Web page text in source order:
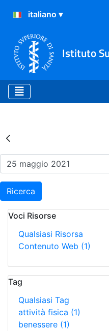
Istituto
Risultati
Ricerca
Voci Risorse
Qualsiasi Risorsa
Contenuto Web (1)
Tag
Qualsiasi Tag
attività fisica (1)
benessere (1)